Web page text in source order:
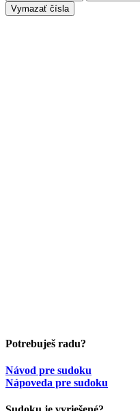
Potrebuješ radu?
Návod pre sudoku
Nápoveda pre sudoku